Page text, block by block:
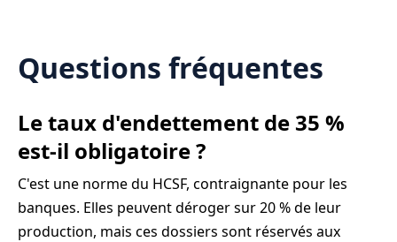
Questions fréquentes
Le taux d'endettement de 35 %
est-il obligatoire ?
C'est une norme du HCSF, contraignante pour les
banques. Elles peuvent déroger sur 20 % de leur
production, mais ces dossiers sont réservés aux